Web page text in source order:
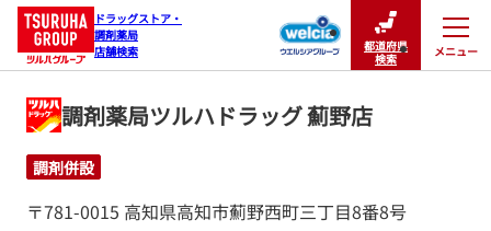
ドラッグストア・
調剤薬局
店舗検索
都道府県
検索
メニュー
閉じる
調剤薬局ツルハドラッグ 薊野店
調剤併設
〒781-0015 高知県高知市薊野西町三丁目8番8号